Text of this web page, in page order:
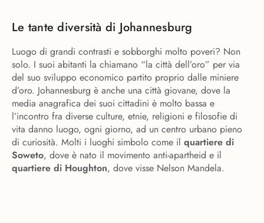
Le tante diversità di Johannesburg
Luogo di grandi contrasti e sobborghi molto poveri? Non
solo. I suoi abitanti la chiamano “la città dell’oro” per via
del suo sviluppo economico partito proprio dalle miniere
d’oro. Johannesburg è anche una città giovane, dove la
media anagrafica dei suoi cittadini è molto bassa e
l’incontro fra diverse culture, etnie, religioni e filosofie di
vita danno luogo, ogni giorno, ad un centro urbano pieno
di curiosità. Molti i luoghi simbolo come il quartiere di
Soweto, dove è nato il movimento anti-apartheid e il
quartiere di Houghton, dove visse Nelson Mandela.